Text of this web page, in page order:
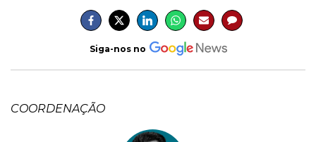
Siga-nos no
COORDENAÇÃO